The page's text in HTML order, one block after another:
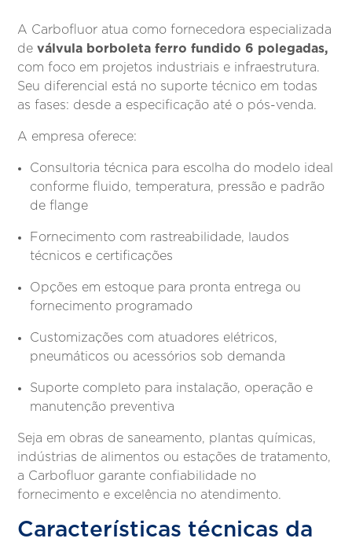
A Carbofluor atua como fornecedora especializada
deválvula borboleta ferro fundido 6 polegadas,
com foco em projetos industriais e infraestrutura.
Seu diferencial está no suporte técnico em todas
as fases: desde a especificação até o pós-venda.
A empresa oferece:
Consultoria técnica para escolha do modelo ideal
conforme fluido, temperatura, pressão e padrão
de flange
Fornecimento com rastreabilidade, laudos
técnicos e certificações
Opções em estoque para pronta entrega ou
fornecimento programado
Customizações com atuadores elétricos,
pneumáticos ou acessórios sob demanda
Suporte completo para instalação, operação e
manutenção preventiva
Seja em obras de saneamento, plantas químicas,
indústrias de alimentos ou estações de tratamento,
a Carbofluor garante confiabilidade no
fornecimento e excelência no atendimento.
Características técnicas da